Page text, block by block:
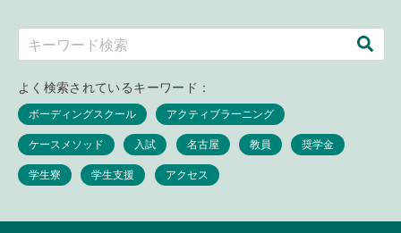
よく検索されているキーワード：